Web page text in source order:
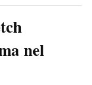
nel